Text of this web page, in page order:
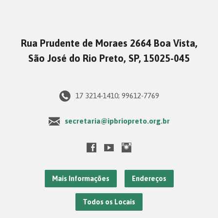
Rua Prudente de Moraes 2664 Boa Vista,
São José do Rio Preto, SP, 15025-045
17 3214-1410; 99612-7769
secretaria@ipbriopreto.org.br
Mais Informações Endereços
Todos os Locais